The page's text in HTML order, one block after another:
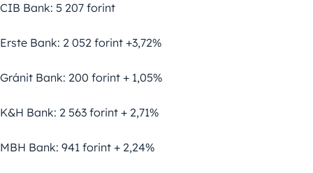
CIB Bank: 5 207 forint
Erste Bank: 2 052 forint +3,72%
Gránit Bank: 200 forint + 1,05%
K&H Bank: 2 563 forint + 2,71%
MBH Bank: 941 forint + 2,24%